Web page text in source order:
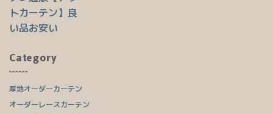
Category
厚地オーダーカーテン
オーダーレースカーテン